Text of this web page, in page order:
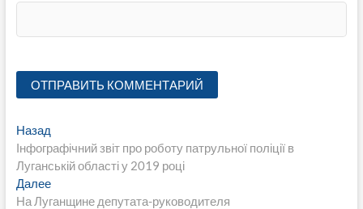
Навигация
по
записям
НазадПредыдущая
запись:
Інфографічний звіт про роботу патрульної поліції в
Луганській області у 2019 році
ДалееСледующая
запись:
На Луганщине депутата-руководителя